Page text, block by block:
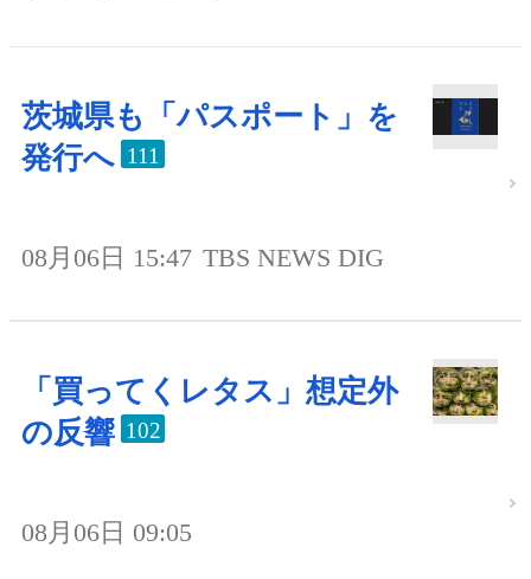
茨城県も「パスポート」を
発行へ 111
08月06日 15:47 TBS NEWS DIG
「買ってくレタス」想定外
の反響 102
08月06日 09:05